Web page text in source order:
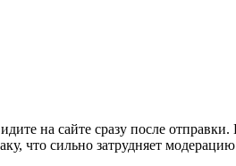
на сайте сразу после
что сильно затрудняет